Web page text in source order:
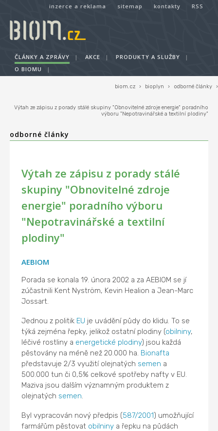
inzerce a reklama sitemap kontakty RSS
ČLÁNKY A ZPRÁVY | AKCE | PRODUKTY A SLUŽBY
|
O BIOMU
|
biom.cz › bioplyn › odborné články ›
Výtah ze zápisu z porady stálé skupiny "Obnovitelné zdroje energie" poradního
výboru "Nepotravinářské a textilní plodiny"
odborné články
Výtah ze zápisu z porady stálé
skupiny "Obnovitelné zdroje
energie" poradního výboru
"Nepotravinářské a textilní
plodiny"
AEBIOM
Porada se konala 19. února 2002 a za AEBIOM se jí
zúčastnili Kent Nyström, Kevin Healion a Jean-Marc
Jossart.
Jednou z politik EU je uvádění půdy do klidu. To se
týká zejména řepky, jelikož ostatní plodiny (obilniny,
léčivé rostliny a energetické plodiny) jsou každá
pěstovány na méně než 20.000 ha. Bionafta
představuje 2/3 využití olejnatých semen a
500.000 tun či 0,5% celkové spotřeby nafty v EU.
Maziva jsou dalším významným produktem z
olejnatých semen.
Byl vypracován nový předpis (587/2001) umožňující
farmářům pěstovat obilniny a řepku na půdách